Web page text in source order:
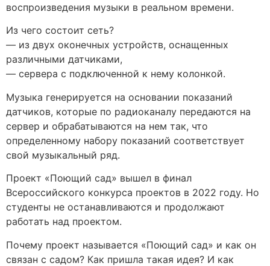
воспроизведения музыки в реальном времени.
Из чего состоит сеть?
— из двух оконечных устройств, оснащенных
различными датчиками,
— сервера с подключенной к нему колонкой.
Музыка генерируется на основании показаний
датчиков, которые по радиоканалу передаются на
сервер и обрабатываются на нем так, что
определенному набору показаний соответствует
свой музыкальный ряд.
Проект «Поющий сад» вышел в финал
Всероссийского конкурса проектов в 2022 году. Но
студенты не останавливаются и продолжают
работать над проектом.
Почему проект называется «Поющий сад» и как он
связан с садом? Как пришла такая идея? И как